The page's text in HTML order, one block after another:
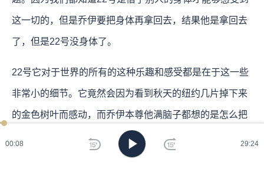
00:09 29:24
这一切的，但是乔伊要把身体再拿回去，结果他是拿回去
了，但是22号没身体了。
22号它对于世界的所有的这种乐趣和感受都是在于这一些
非常小的细节。它竟然会因为看到秋天的纽约几片掉下来
的金色树叶而感动，而乔伊本尊他满脑子都想的是怎么把
爵士乐推到一个更高的高峰，好像自己就是爵士界的贝多
芬一样，它觉得自己太渺小了。